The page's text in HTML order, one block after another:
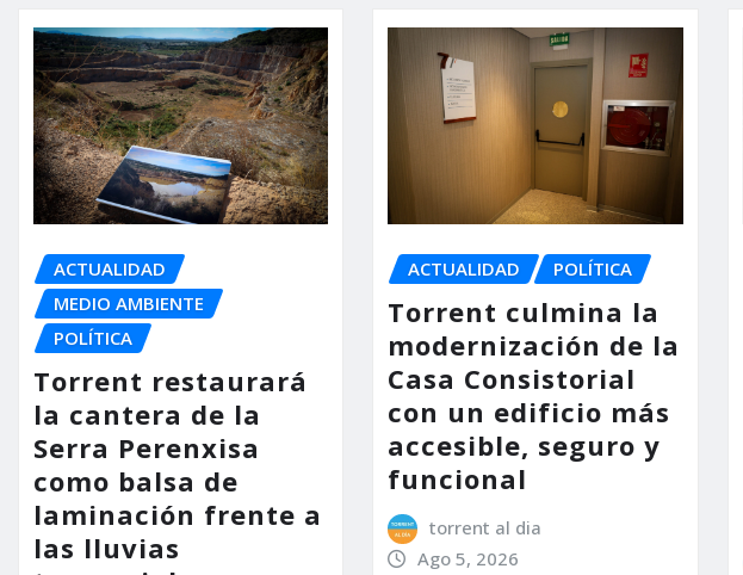
ACTUALIDAD
MEDIO AMBIENTE
POLÍTICA
Torrent restaurará
la cantera de la
Serra Perenxisa
como balsa de
laminación frente a
las lluvias
ACTUALIDAD POLÍTICA
Torrent culmina la
modernización de la
Casa Consistorial
con un edificio más
accesible, seguro y
funcional
torrent al dia
Ago 5, 2026